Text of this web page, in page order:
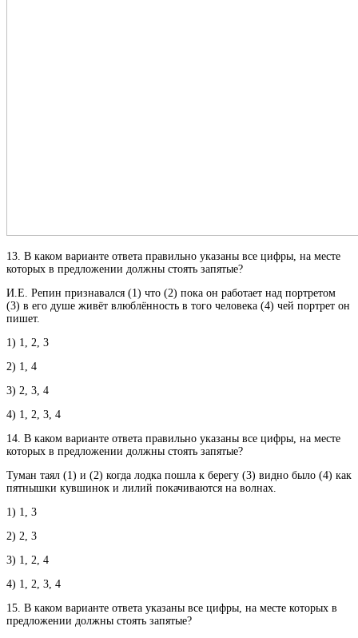
13. В каком варианте ответа правильно указаны все цифры, на месте
которых в предложении должны стоять запятые?
И.Е. Репин признавался (1) что (2) пока он работает над портретом
(3) в его душе живёт влюблённость в того человека (4) чей портрет он
пишет.
1) 1, 2, 3
2) 1, 4
3) 2, 3, 4
4) 1, 2, 3, 4
14. В каком варианте ответа правильно указаны все цифры, на месте
которых в предложении должны стоять запятые?
Туман таял (1) и (2) когда лодка пошла к берегу (3) видно было (4) как
пятнышки кувшинок и лилий покачиваются на волнах.
1) 1, 3
2) 2, 3
3) 1, 2, 4
4) 1, 2, 3, 4
15. В каком варианте ответа указаны все цифры, на месте которых в
предложении должны стоять запятые?